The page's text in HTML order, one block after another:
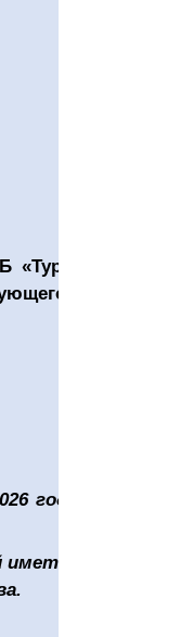
с
годового
года, а дата
при себе